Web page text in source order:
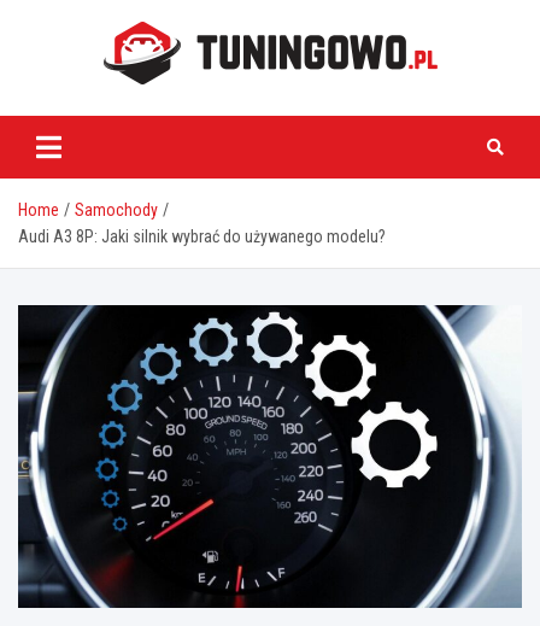
tuningowo.pl
Home
Samochody
Audi A3 8P: Jaki silnik wybrać do używanego modelu?